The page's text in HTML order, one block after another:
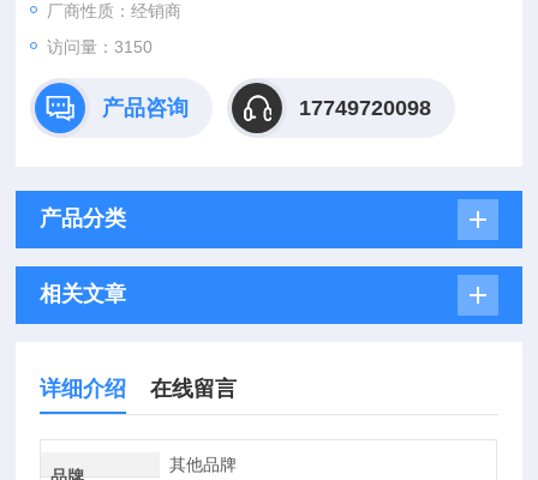
厂商性质：经销商
访问量：3150
产品咨询 17749720098
产品分类
相关文章
详细介绍 在线留言
其他品牌